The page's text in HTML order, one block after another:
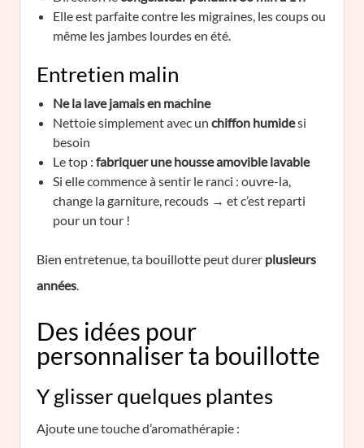
Elle est parfaite contre les migraines, les coups ou
même les jambes lourdes en été.
Entretien malin
Ne la lave jamais en machine
Nettoie simplement avec un chiffon humidesi
besoin
Le top : fabriquer une housse amovible lavable
Si elle commence à sentir le ranci : ouvre-la,
change la garniture, recouds → et c’est reparti
pour un tour !
Bien entretenue, ta bouillotte peut durer plusieurs
années.
Des idées pour
personnaliser ta bouillotte
Y glisser quelques plantes
Ajoute une touche d’aromathérapie :